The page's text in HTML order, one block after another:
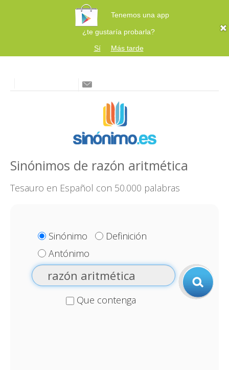
Tenemos una app
¿te gustaría probarla?
Sí
Más tarde
Sinónimos de razón aritmética
Tesauro en Español con 50.000 palabras
Sinónimo
Definición
Antónimo
Que contenga